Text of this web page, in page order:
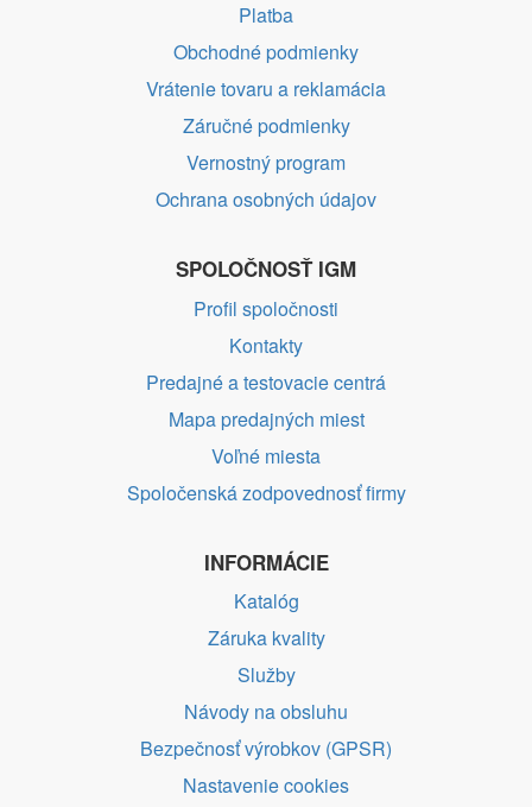
Platba
Obchodné podmienky
Vrátenie tovaru a reklamácia
Záručné podmienky
Vernostný program
Ochrana osobných údajov
SPOLOČNOSŤ IGM
Profil spoločnosti
Kontakty
Predajné a testovacie centrá
Mapa predajných miest
Voľné miesta
Spoločenská zodpovednosť firmy
INFORMÁCIE
Katalóg
Záruka kvality
Služby
Návody na obsluhu
Bezpečnosť výrobkov (GPSR)
Nastavenie cookies